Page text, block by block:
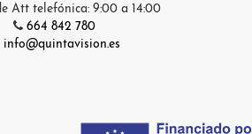
Att telefónica: 9:00 a 14:00
664 842 780
info@quintavision.es